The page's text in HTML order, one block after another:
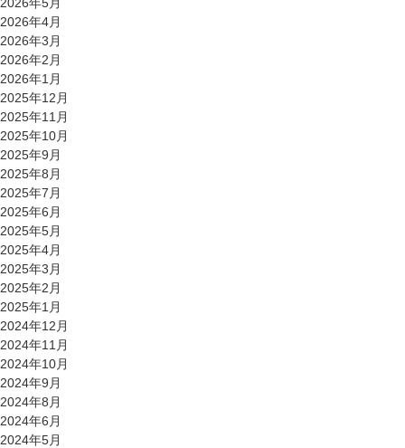
2026年4月
2026年3月
2026年2月
2026年1月
2025年12月
2025年11月
2025年10月
2025年9月
2025年8月
2025年7月
2025年6月
2025年5月
2025年4月
2025年3月
2025年2月
2025年1月
2024年12月
2024年11月
2024年10月
2024年9月
2024年8月
2024年6月
2024年5月